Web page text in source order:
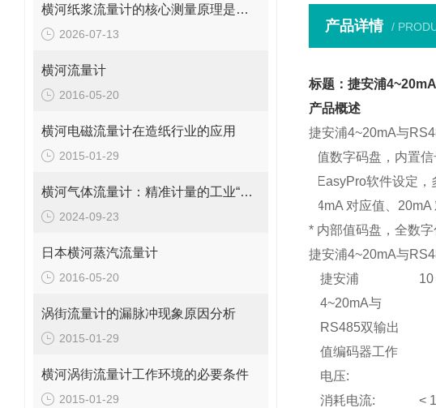
横河纸浆流量计的核心测量原理是什么？
2026-07-13
横河流量计
2016-05-20
横河电磁流量计在造纸行业的应用
2015-01-29
横河气体流量计：精准计量的工业“气流导师”
2024-09-23
日本横河蒸汽流量计
2016-05-20
涡街流量计的漏脉冲现象原因分析
2015-01-29
横河涡街流量计工作环境的必要条件
2015-01-29
产品详情 /
标题：捷安浦
产品概述
捷安浦4~20mA与
值数字码盘，内置
EasyPro软件设定，
4mA 对应值、 20mA
* 内部值码盘，全数
捷安浦4~20mA与
捷安浦
4~20mA与
RS485双输出
值编码器工作
电压:
10
消耗电流: <